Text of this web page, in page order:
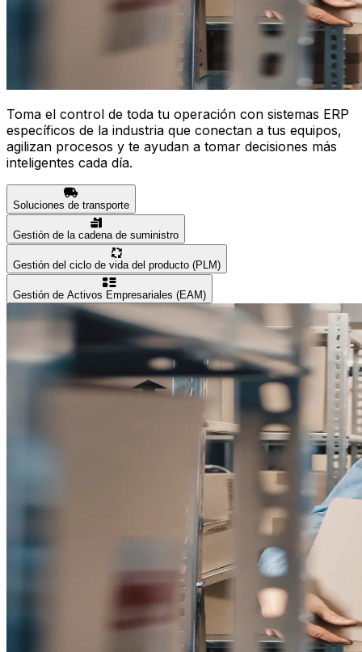
Toma el control de toda tu operación con sistemas ERP
específicos de la industria que conectan a tus equipos,
agilizan procesos y te ayudan a tomar decisiones más
inteligentes cada día.
Soluciones de transporte
Gestión de la cadena de suministro
Gestión del ciclo de vida del producto (PLM)
Gestión de Activos Empresariales (EAM)